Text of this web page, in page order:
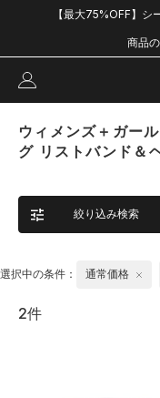
【最大75%OFF】シ
商品
ウィメンズ＋ガー
グ リストバンド＆
絞り込み検索
選択中の条件： 通常価格
2件